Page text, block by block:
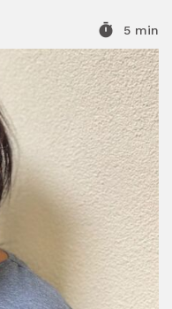
timer 5 min